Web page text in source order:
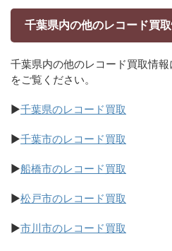
千葉県内の他のレコード買
千葉県内の他のレコード買取情
をご覧ください。
▶千葉県のレコード買取
▶千葉市のレコード買取
▶船橋市のレコード買取
▶松戸市のレコード買取
▶市川市のレコード買取